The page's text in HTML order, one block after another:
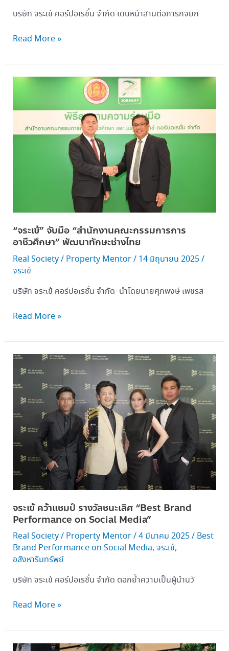
บริษัท จระเข้ คอร์ปอเรชั่น จำกัด เดินหน้าสานต่อภารกิจยก
Read More »
“จระเข้” จับมือ “สำนักงานคณะกรรมการการ
อาชีวศึกษา” พัฒนาทักษะช่างไทย
Real Society/ Property Mentor/ 14 มิถุนายน 2025/
จระเข้
บริษัท จระเข้ คอร์ปอเรชั่น จำกัด นำโดยนายศุภพงษ์ เพชรส
“จระเข้” จับ
คณะ
การ
อาชีวศึกษา” พัฒนา
Read More »
จระเข้ คว้าแชมป์ รางวัลชนะเลิศ “Best Brand
Performance on Social Media”
Real Society/ Property Mentor/4 มีนาคม 2025/ Best
Brand Performance on Social Media, จระเข้,
อสังหาริมทรัพย์
บริษัท จระเข้ คอร์ปอเรชั่น จำกัด ตอกย้ำความเป็นผู้นำนวั
จระเข้
คว้า
แชมป์
รางวัล
ชนะ
เลิศ “Best
Brand
Performance
on
Social
Media”
Read More »